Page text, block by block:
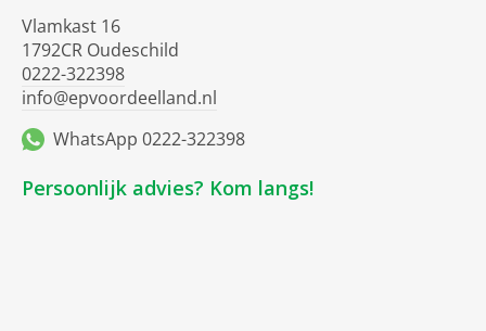
Vlamkast 16
1792CR Oudeschild
0222-322398
info@epvoordeelland.nl
WhatsApp 0222-322398
Persoonlijk advies? Kom langs!